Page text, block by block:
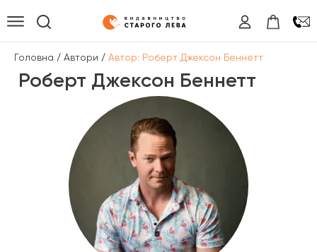
Головна / Автори / Автор: Роберт Джексон Беннетт
Роберт Джексон Беннетт